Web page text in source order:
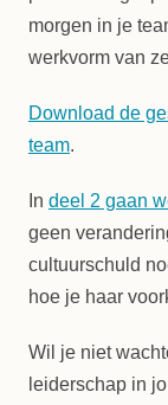
morgen in je
werkvorm van
Download de
team.
In deel 2 gaan
geen
cultuurschuld
hoe je haar
Wil je niet
leiderschap in